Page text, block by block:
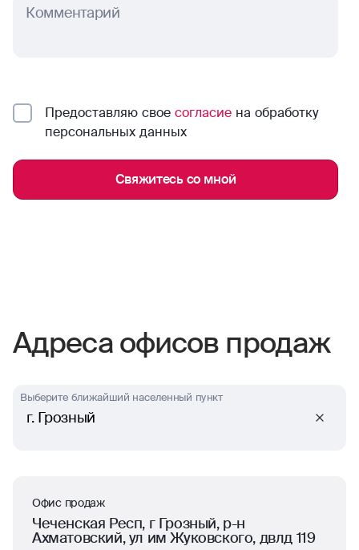
Комментарий
Предоставляю свое согласие на обработку
персональных данных
Свяжитесь со мной
Адреса офисов продаж
г. Грозный
Выберите ближайший населенный пункт
Офис продаж
Чеченская Респ, г Грозный, р-н
Ахматовский, ул им Жуковского, двлд 119